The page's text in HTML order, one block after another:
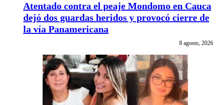
Atentado contra el peaje Mondomo en Cauca
dejó dos guardas heridos y provocó cierre de
la vía Panamericana
8 agosto, 2026